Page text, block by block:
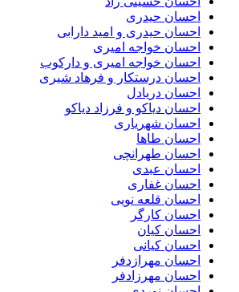
احسان حیدری
احسان حیدری و امید دارابی
احسان خواجه امیری
احسان خواجه امیری و دارکوب
احسان درستكار و فرهاد شيرى
احسان دریادل
احسان دیاکو و فرزاد دیاکو
احسان شهریاری
احسان طاها
احسان طهرانچی
احسان عبدی
احسان غفاری
احسان قلعه نویی
احسان کارگر
احسان کیان
احسان کیانی
احسان مهرازدفر
احسان مهرزادفر